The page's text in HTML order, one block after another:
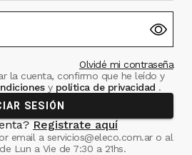
Olvidé mi contraseña
la cuenta, confirmo que he leído y
ypolítica de privacidad .
SESIÓN
Registrate aquí
email a servicios@eleco.com.aro al
de Lun a Vie de 7:30 a 21hs.